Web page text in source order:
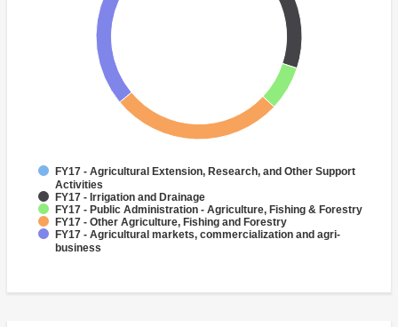
FY17 - Agricultural Extension, Research, and Other Support
Activities
FY17 - Irrigation and Drainage
FY17 - Public Administration - Agriculture, Fishing & Forestry
FY17 - Other Agriculture, Fishing and Forestry
FY17 - Agricultural markets, commercialization and agri-
business